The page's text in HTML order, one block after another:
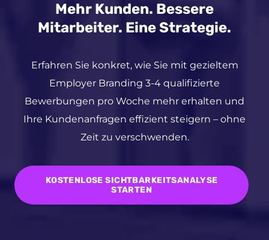
Mehr Kunden. Bessere
Mitarbeiter. Eine Strategie.
Erfahren Sie konkret, wie Sie mit gezieltem
Employer Branding 3-4 qualifizierte
Bewerbungen pro Woche mehr erhalten und
Ihre Kundenanfragen effizient steigern – ohne
Zeit zu verschwenden.
KOSTENLOSE SICHTBARKEITSANALYSE
STARTEN